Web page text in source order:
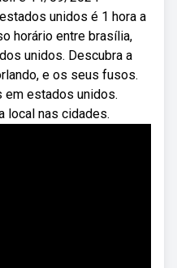
unidos é 1 hora a
horário entre brasília,
unidos. Descubra a
e os seus fusos.
estados unidos.
local nas cidades.